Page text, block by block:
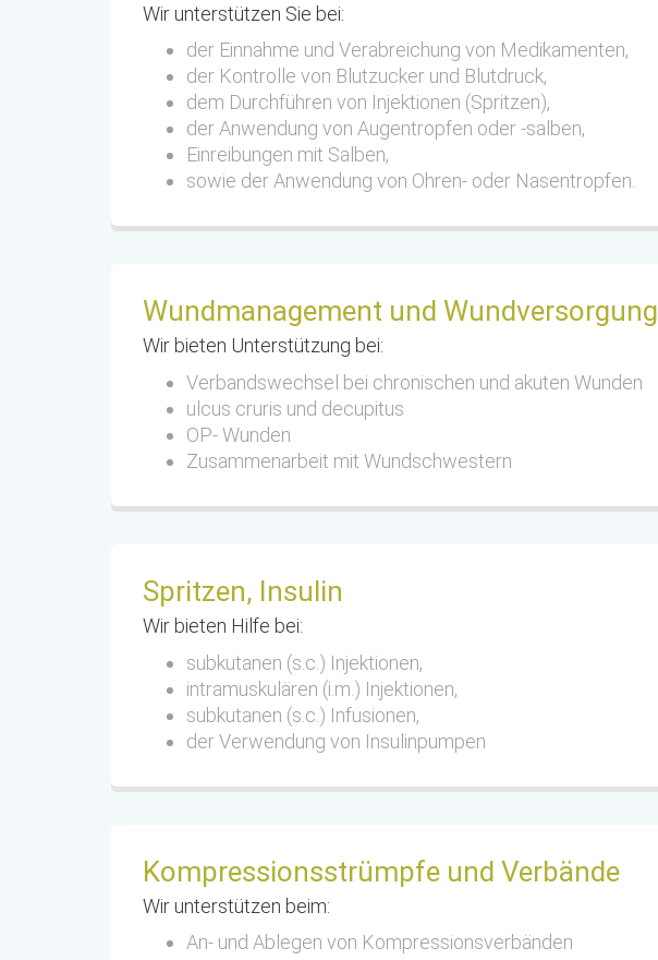
Wir unterstützen Sie bei:
der Einnahme und Verabreichung von Medikamenten,
der Kontrolle von Blutzucker und Blutdruck,
dem Durchführen von Injektionen (Spritzen),
der Anwendung von Augentropfen oder -salben,
Einreibungen mit Salben,
sowie der Anwendung von Ohren- oder Nasentropfen.
Wundmanagement und Wundversorgung
Wir bieten Unterstützung bei:
Verbandswechsel bei chronischen und akuten Wunden
ulcus cruris und decupitus
OP- Wunden
Zusammenarbeit mit Wundschwestern
Spritzen, Insulin
Wir bieten Hilfe bei:
subkutanen (s.c.) Injektionen,
intramuskulären (i.m.) Injektionen,
subkutanen (s.c.) Infusionen,
der Verwendung von Insulinpumpen
Kompressionsstrümpfe und Verbände
Wir unterstützen beim:
An- und Ablegen von Kompressionsverbänden